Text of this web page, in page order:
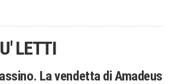
LETTI
La vendetta di Amadeus